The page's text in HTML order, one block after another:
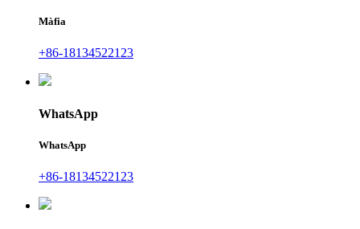
Màfia
+86-18134522123
WhatsApp
WhatsApp
+86-18134522123